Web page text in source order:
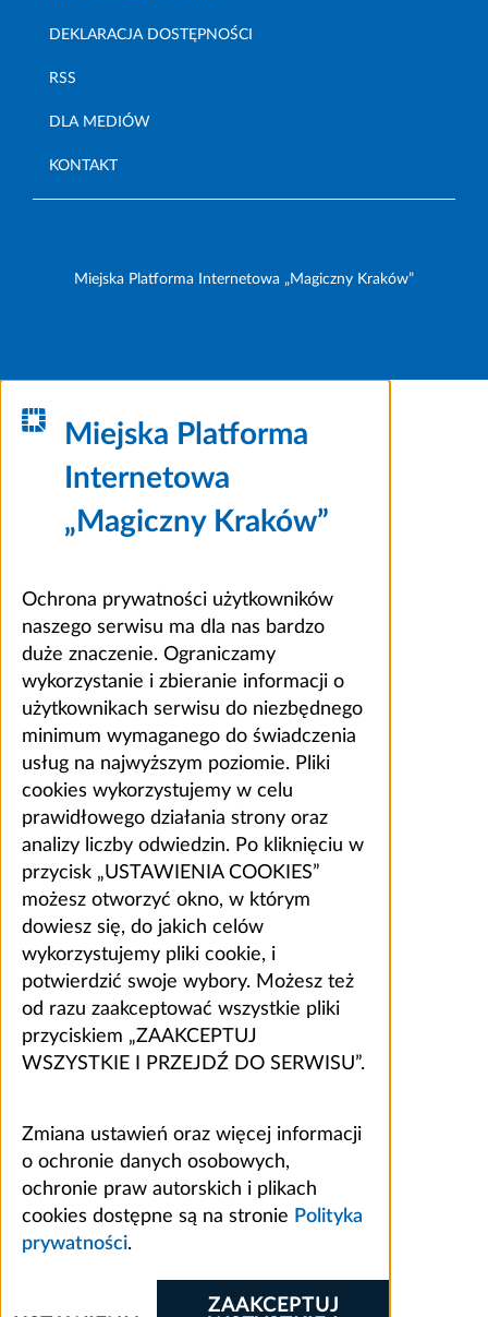
DEKLARACJA DOSTĘPNOŚCI
RSS
DLA MEDIÓW
KONTAKT
Miejska Platforma Internetowa „Magiczny Kraków”
Miejska Platforma
Internetowa
„Magiczny Kraków”
Ochrona prywatności użytkowników
naszego serwisu ma dla nas bardzo
duże znaczenie. Ograniczamy
wykorzystanie i zbieranie informacji o
użytkownikach serwisu do niezbędnego
minimum wymaganego do świadczenia
usług na najwyższym poziomie. Pliki
cookies wykorzystujemy w celu
prawidłowego działania strony oraz
analizy liczby odwiedzin. Po kliknięciu w
przycisk „USTAWIENIA COOKIES”
możesz otworzyć okno, w którym
dowiesz się, do jakich celów
wykorzystujemy pliki cookie, i
potwierdzić swoje wybory. Możesz też
od razu zaakceptować wszystkie pliki
przyciskiem „ZAAKCEPTUJ
WSZYSTKIE I PRZEJDŹ DO SERWISU”.
Zmiana ustawień oraz więcej informacji
o ochronie danych osobowych,
ochronie praw autorskich i plikach
cookies dostępne są na stronie Polityka
prywatności.
ZAAKCEPTUJ